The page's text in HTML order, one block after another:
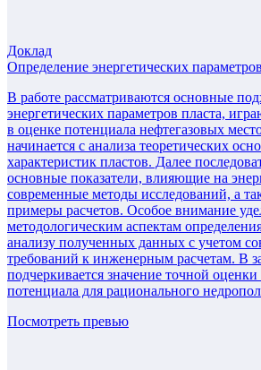
Доклад
Определение энергетических
В работе рассматриваются основные
энергетических параметров пласта,
в оценке потенциала нефтегазовых
начинается с анализа теоретических
характеристик пластов. Далее
основные показатели, влияющие на
современные методы исследований, а
примеры расчетов. Особое внимание
методологическим аспектам
анализу полученных данных с учетом
требований к инженерным расчетам. В
подчеркивается значение точной оценки
потенциала для рационального
Посмотреть превью